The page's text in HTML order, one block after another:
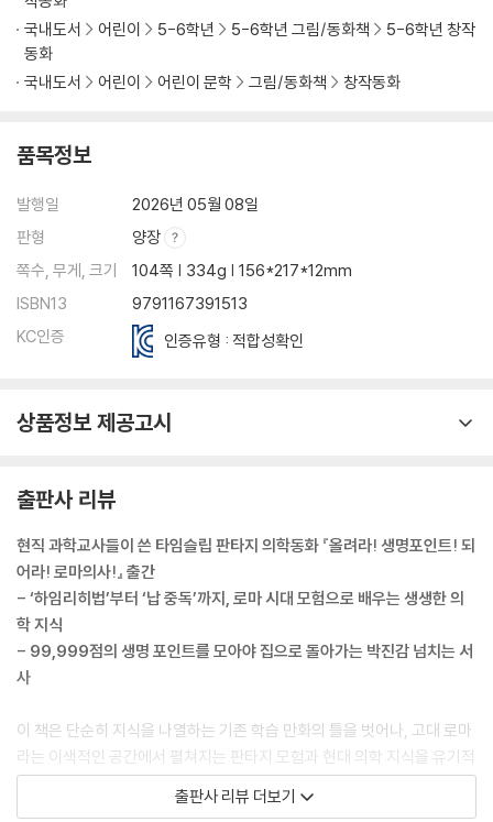
국내도서
어린이 5-6학년 5-6학년 그림/동화책
5-6학년 창작
동화
국내도서
어린이 어린이 문학 그림/동화책 창작동화
품목정보
발행일
2026년 05월 08일
판형
양장
쪽수, 무게, 크기
104쪽 | 334g | 156*217*12mm
ISBN13
9791167391513
KC인증
인증유형 : 적합성확인
상품정보 제공고시
출판사 리뷰
현직 과학교사들이 쓴 타임슬립 판타지 의학동화 『올려라! 생명포인트! 되
어라! 로마의사!』 출간
- ‘하임리히법’부터 ‘납 중독’까지, 로마 시대 모험으로 배우는 생생한 의
학 지식
- 99,999점의 생명 포인트를 모아야 집으로 돌아가는 박진감 넘치는 서
사
이 책은 단순히 지식을 나열하는 기존 학습 만화의 틀을 벗어나, 고대 로마
라는 이색적인 공간에서 펼쳐지는 판타지 모험과 현대 의학 지식을 유기적
으로 결합한 ‘에듀테인먼트’ 도서다. 고등학교에서 과학을 가르치는 이민
아 교사와 지은지 박사가 공동 집필하여 과학 내용의 전문성과 스토리의
출판사 리뷰 더보기